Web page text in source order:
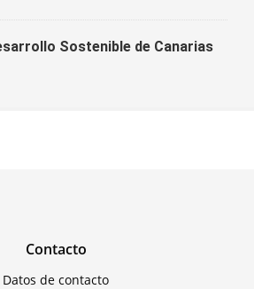
Sostenible de Canarias
Contacto
Datos de contacto